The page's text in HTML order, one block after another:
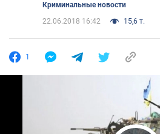
Криминальные новости
22.06.2018 16:42
15,6 т.
1